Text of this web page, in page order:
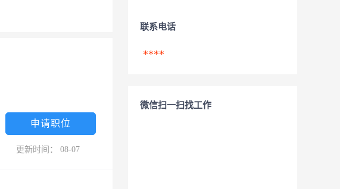
申请职位
更新时间： 08-07
联系电话
****
微信扫一扫找工作